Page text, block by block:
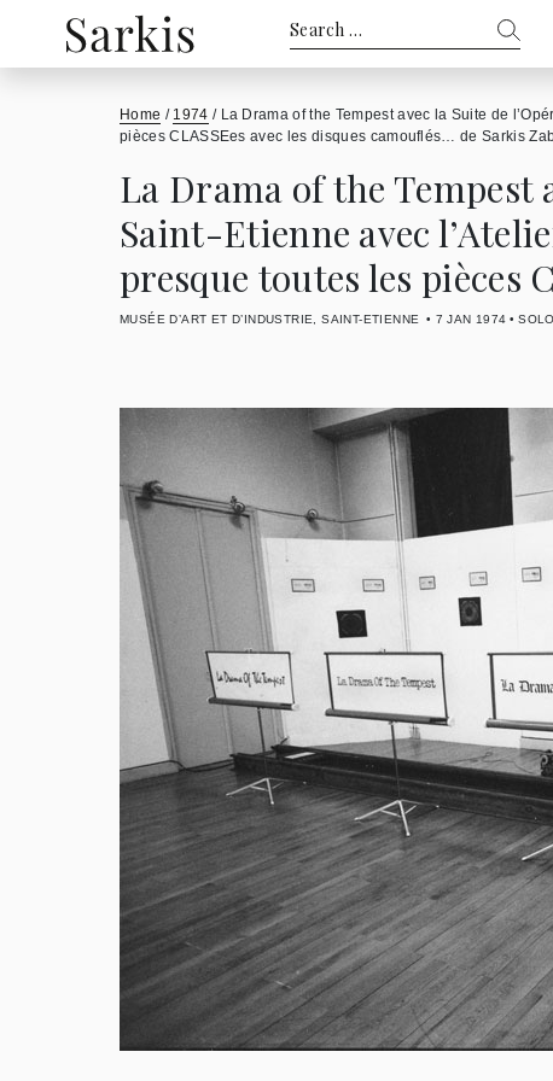
Search
for:
Home / 1974 / La Drama of the Tempest avec la Suite de
pièces CLASSEes avec les disques camouflés… de Sarkis
La Drama of the Tempest
Saint-Etienne avec
presque toutes les pièces
MUSÉE D’ART ET D’INDUSTRIE, SAINT-ETIENNE 7 JAN 1974 SOLO